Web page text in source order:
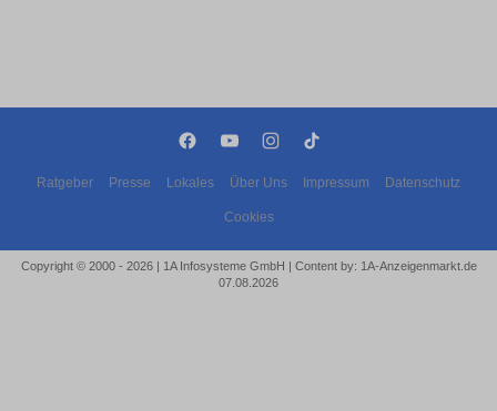
Ratgeber Presse Lokales Über Uns Impressum Datenschutz
Cookies
Copyright © 2000 - 2026 | 1A Infosysteme GmbH | Content by: 1A-Anzeigenmarkt.de
07.08.2026